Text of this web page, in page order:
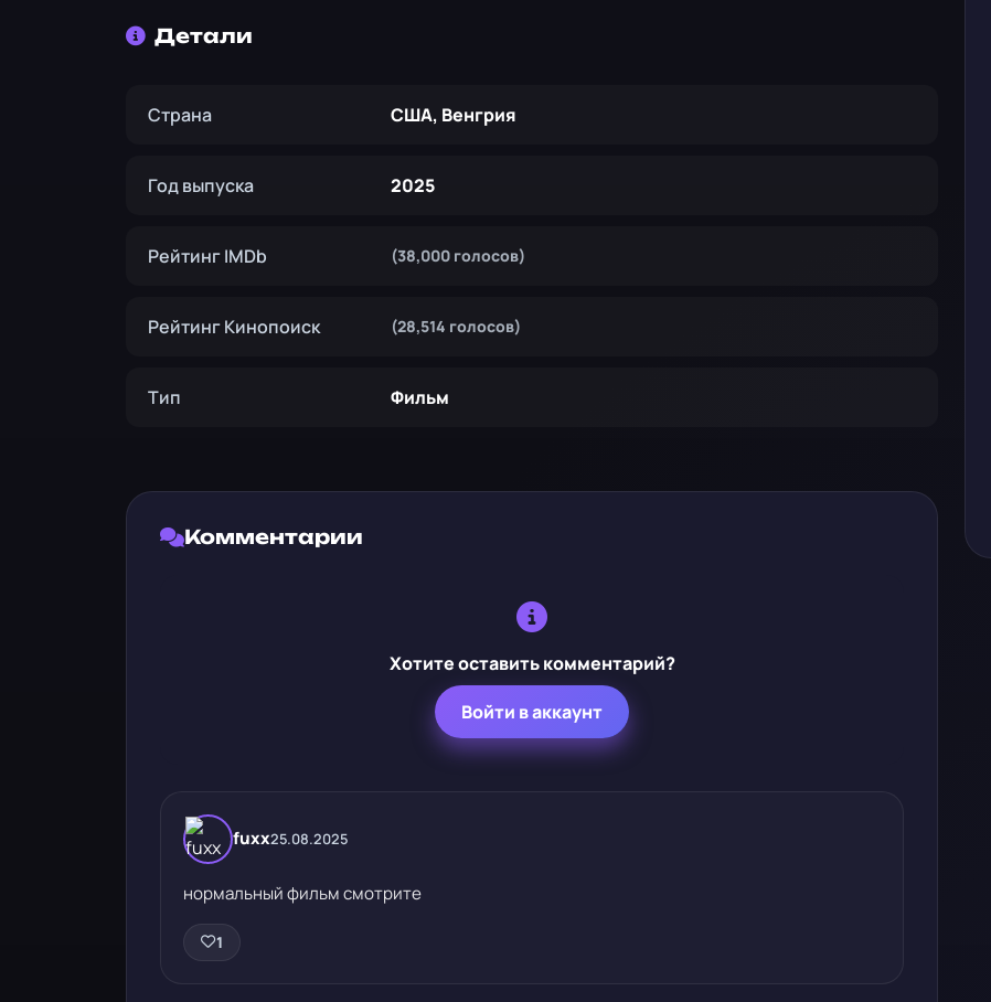
Детали
Страна США, Венгрия
Год выпуска 2025
Рейтинг IMDb (38,000 голосов)
Рейтинг Кинопоиск (28,514 голосов)
Тип Фильм
Комментарии
Хотите оставить комментарий?
Войти в аккаунт
fuxx25.08.2025
нормальный фильм смотрите
1